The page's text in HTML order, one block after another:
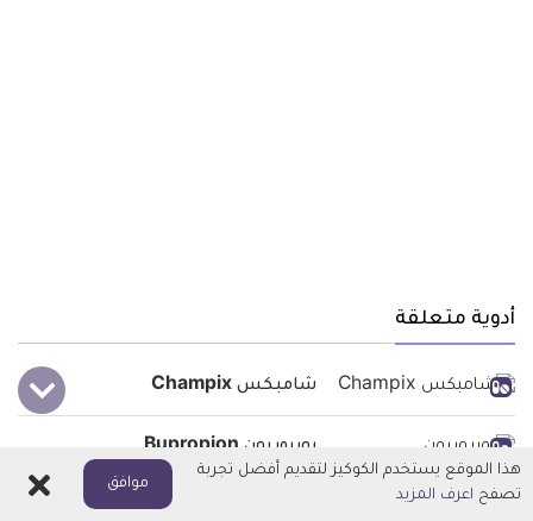
أدوية متعلقة
شامبكس Champix
بوبروبيون Bupropion
هذا الموقع يستخدم الكوكيز لتقديم أفضل تجربة
تصفح اعرف المزيد
موافق اغلاق